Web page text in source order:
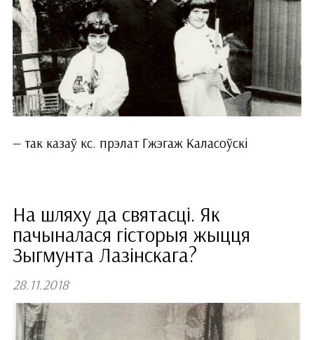
— так казаў кс. прэлат Гжэгаж Каласоўскі
На шляху да святасці. Як
пачыналася гісторыя жыцця
Зыгмунта Лазінскага?
28.11.2018